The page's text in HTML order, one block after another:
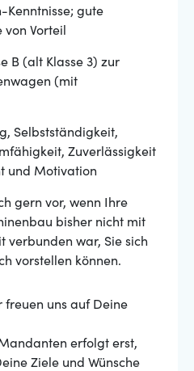
Kenntnisse; gute
von Vorteil
B (alt Klasse 3) zur
(mit
Selbstständigkeit,
Zuverlässigkeit
und Motivation
gern vor, wenn Ihre
bisher nicht mit
verbunden war, Sie sich
vorstellen können.
freuen uns auf Deine
erfolgt erst,
Ziele und Wünsche